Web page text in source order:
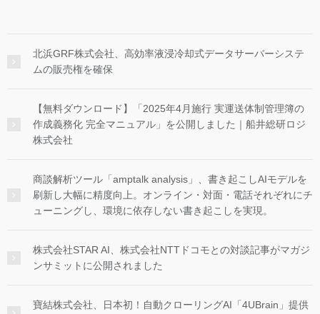
北浜GRF株式会社、高効率液浸冷却式データサーバーシステ
ムの販売権を確保
【無料ダウンロード】「2025年4月施行 実運送体制管理簿の
作成義務化 完全マニュアル」を公開しました｜船井総研ロジ
株式会社
商談解析ツール「amptalk analysis」、書き起こしAIモデルを
刷新し大幅に精度向上。オンライン・対面・電話それぞれにチ
ューニングし、環境に依存しない書き起こしを実現。
株式会社STAR AI、株式会社NTTドコモとの対談記事がマガジ
ンサミットに公開されました
寶結株式会社、日本初！自動クローリングAI「4UBrain」提供